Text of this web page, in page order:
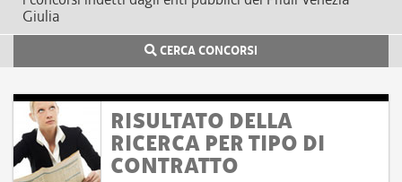
Giulia
CERCA CONCORSI
RISULTATO DELLA
RICERCA PER TIPO DI
CONTRATTO